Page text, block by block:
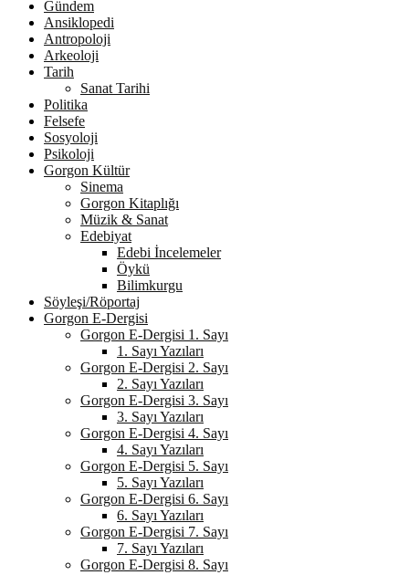
Gündem
Ansiklopedi
Antropoloji
Arkeoloji
Tarih
Sanat Tarihi
Politika
Felsefe
Sosyoloji
Psikoloji
Gorgon Kültür
Sinema
Gorgon Kitaplığı
Müzik & Sanat
Edebiyat
Edebi İncelemeler
Öykü
Bilimkurgu
Söyleşi/Röportaj
Gorgon E-Dergisi
Gorgon E-Dergisi 1. Sayı
1. Sayı Yazıları
Gorgon E-Dergisi 2. Sayı
2. Sayı Yazıları
Gorgon E-Dergisi 3. Sayı
3. Sayı Yazıları
Gorgon E-Dergisi 4. Sayı
4. Sayı Yazıları
Gorgon E-Dergisi 5. Sayı
5. Sayı Yazıları
Gorgon E-Dergisi 6. Sayı
6. Sayı Yazıları
Gorgon E-Dergisi 7. Sayı
7. Sayı Yazıları
Gorgon E-Dergisi 8. Sayı